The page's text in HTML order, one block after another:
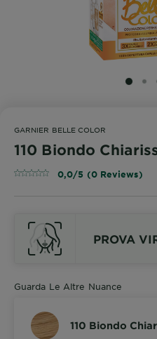
GARNIER BELLE COLOR
110 Biondo
0,0/5 (0 Reviews)
PROVA
Guarda Le Altre Nuance
110 Biondo